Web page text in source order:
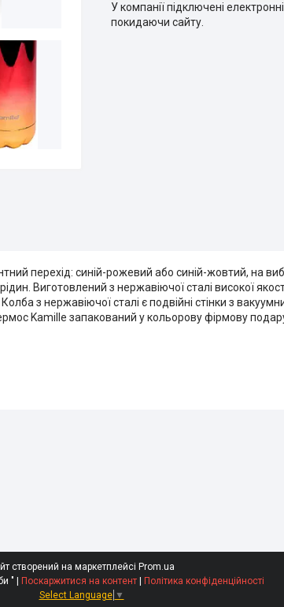
У компанії підключені
покидаючи сайту.
перехід: синій-рожевий або синій-жовтий, на
Виготовлений з нержавіючої сталі високої
Колба з нержавіючої сталі є подвійні стінки з
Kamille запакований у кольорову фірмову
створений на маркетплейсі Prom.ua
Интернет магазин " Боби " | Поскаржитися на контент | Політика конфіденційності
Select Language ▼